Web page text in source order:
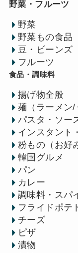
野菜・フルーツ
野菜
野菜もの食品
豆・ビーンズ
フルーツ
食品・調味料
揚げ物全般
麺（ラーメン/
パスタ・ソー
インスタント
粉もの（お好
韓国グルメ
パン
カレー
調味料・スパ
フライドポテ
チーズ
ピザ
漬物